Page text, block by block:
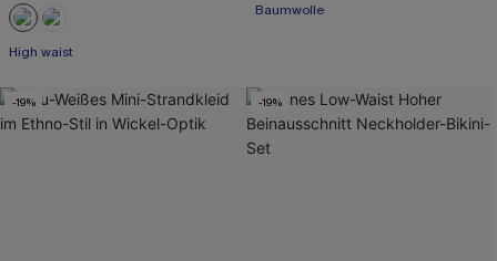
High waist
Baumwolle
-19% -19%